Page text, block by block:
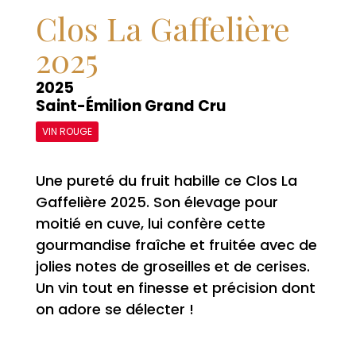
Clos La Gaffelière
2025
2025
Saint-Émilion Grand Cru
VIN ROUGE
Une pureté du fruit habille ce Clos La
Gaffelière 2025. Son élevage pour
moitié en cuve, lui confère cette
gourmandise fraîche et fruitée avec de
jolies notes de groseilles et de cerises.
Un vin tout en finesse et précision dont
on adore se délecter !